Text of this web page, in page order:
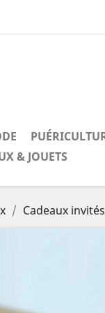
& JOUETS
Cadeaux invités